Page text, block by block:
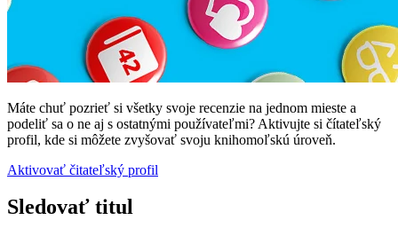
Máte chuť pozrieť si všetky svoje recenzie na jednom mieste a
podeliť sa o ne aj s ostatnými používateľmi? Aktivujte si čítateľský
profil, kde si môžete zvyšovať svoju knihomoľskú úroveň.
Aktivovať čitateľský profil
Sledovať titul